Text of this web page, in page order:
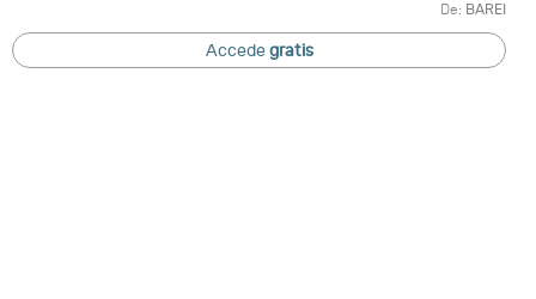
De: BAREI
Accede gratis